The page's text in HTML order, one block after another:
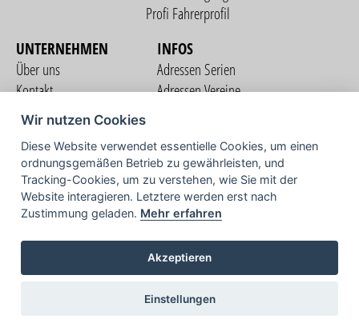
Profi Fahrerprofil
UNTERNEHMEN
Über uns
Kontakt
Nutzungsbedingungen
Datenschutzerklärung
Impressum
INFOS
Adressen Serien
Adressen Vereine
COMMUNITY
TV
Wir nutzen Cookies
Diese Website verwendet essentielle Cookies, um einen
ordnungsgemäßen Betrieb zu gewährleisten, und
Tracking-Cookies, um zu verstehen, wie Sie mit der
Website interagieren. Letztere werden erst nach
Zustimmung geladen. Mehr erfahren
Akzeptieren
Einstellungen